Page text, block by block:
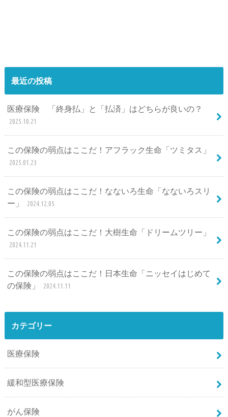
最近の投稿
医療保険 「終身払」と「払済」はどちらが良いの？
2025.10.21
この保険の弱点はここだ！アフラック生命「ツミタス」
2025.01.23
この保険の弱点はここだ！なないろ生命「なないろスリ
ー」
2024.12.05
この保険の弱点はここだ！大樹生命「ドリームツリー」
2024.11.21
この保険の弱点はここだ！日本生命「ニッセイはじめて
の保険」
2024.11.11
カテゴリー
医療保険
緩和型医療保険
がん保険